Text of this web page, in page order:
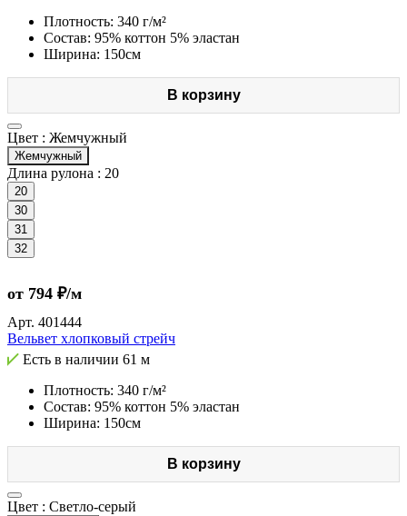
Плотность: 340 г/м²
Состав: 95% коттон 5% эластан
Ширина: 150см
В корзину
Цвет : Жемчужный
Жемчужный
Длина рулона : 20
20
30
31
32
от 794 ₽/м
Арт. 401444
Вельвет хлопковый стрейч
Есть в наличии 61 м
Плотность: 340 г/м²
Состав: 95% коттон 5% эластан
Ширина: 150см
В корзину
Цвет : Светло-серый